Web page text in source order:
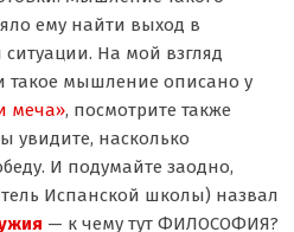
ему найти выход в
На мой взгляд
такое мышление описано у
меча», посмотрите также
увидите, насколько
И подумайте заодно,
Испанской школы) назвал
— к чему тут ФИЛОСОФИЯ?